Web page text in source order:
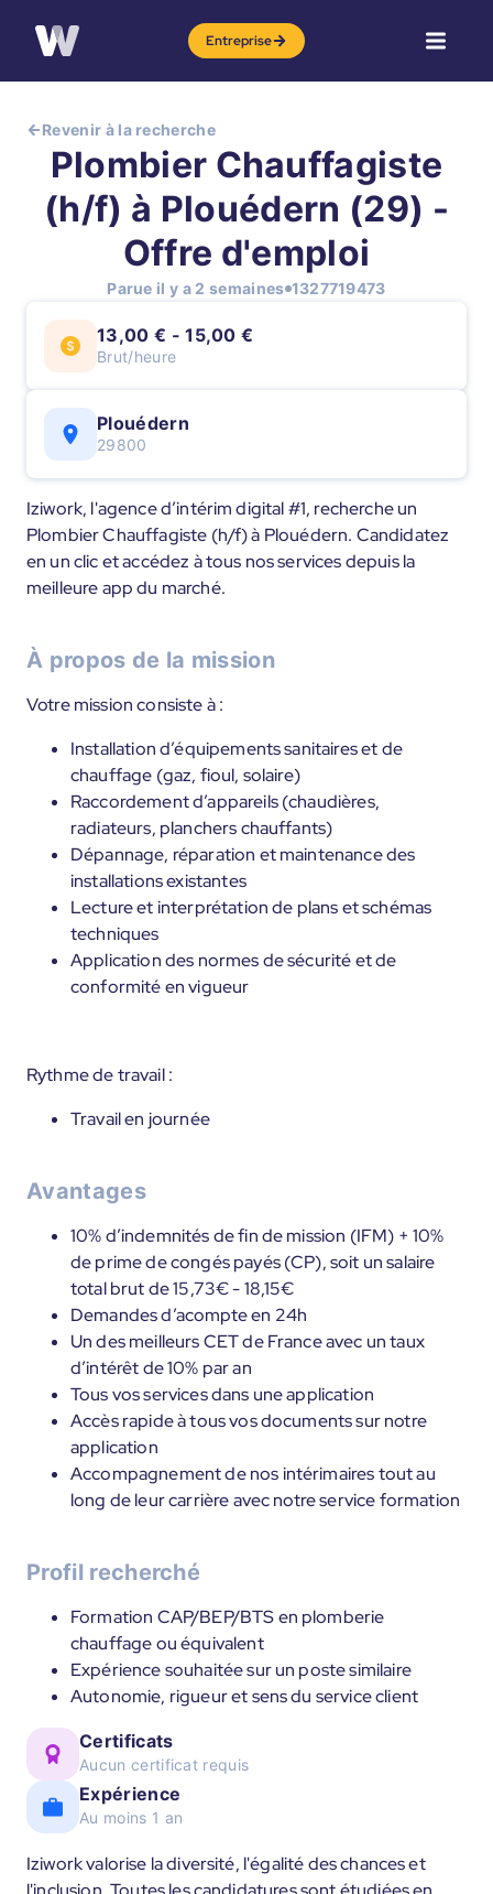
Entreprise
Revenir à la recherche
Plombier Chauffagiste
(h/f) à Plouédern (29) -
Offre d'emploi
Parue il y a 2 semaines 1327719473
13,00 € - 15,00 €
Brut/heure
Plouédern
29800
Iziwork, l'agence d’intérim digital #1, recherche un
Plombier Chauffagiste (h/f) à Plouédern. Candidatez
en un clic et accédez à tous nos services depuis la
meilleure app du marché.
À propos de la mission
Votre mission consiste à :
Installation d’équipements sanitaires et de
chauffage (gaz, fioul, solaire)
Raccordement d’appareils (chaudières,
radiateurs, planchers chauffants)
Dépannage, réparation et maintenance des
installations existantes
Lecture et interprétation de plans et schémas
techniques
Application des normes de sécurité et de
conformité en vigueur
Rythme de travail :
Travail en journée
Avantages
10% d’indemnités de fin de mission (IFM) + 10%
de prime de congés payés (CP), soit un salaire
total brut de 15,73€ - 18,15€
Demandes d’acompte en 24h
Un des meilleurs CET de France avec un taux
d’intérêt de 10% par an
Tous vos services dans une application
Accès rapide à tous vos documents sur notre
application
Accompagnement de nos intérimaires tout au
long de leur carrière avec notre service formation
Profil recherché
Formation CAP/BEP/BTS en plomberie
chauffage ou équivalent
Expérience souhaitée sur un poste similaire
Autonomie, rigueur et sens du service client
Certificats
Aucun certificat requis
Expérience
Au moins 1 an
Iziwork valorise la diversité, l'égalité des chances et